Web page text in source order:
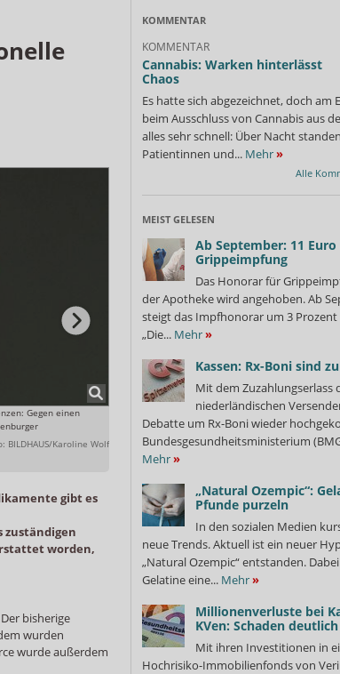
Gegen einen
BILDHAUS/Karoline Wolf
Hotline für Apotheker: Das
ein Informationstelefon für Heilberufler und
gibt es
zuständigen
worden,
bisherige
wurden
wurde außerdem
KOMMENTAR
KOMMENTAR
Cannabis: Warken hinterlässt
Chaos
Es hatte sich abgezeichnet, doch am
beim Ausschluss von Cannabis aus
alles sehr schnell: Über Nacht standen
Patientinnen und... Mehr»
Alle
MEIST GELESEN
Ab September: 11
Grippeimpfung
Das Honorar für
der Apotheke wird angehoben. Ab
steigt das Impfhonorar um 3 Prozent
„Die... Mehr»
Kassen: Rx-Boni sind
Mit dem Zuzahlungserlass
niederländischen
Debatte um Rx-Boni wieder
Bundesgesundheitsministerium
Mehr»
„Natural Ozempic“:
Pfunde purzeln
In den sozialen Medien
neue Trends. Aktuell ist ein neuer
„Natural Ozempic“ entstanden.
Gelatine eine... Mehr»
Millionenverluste bei
KVen: Schaden
Mit ihren Investitionen in
Hochrisiko-Immobilienfonds von